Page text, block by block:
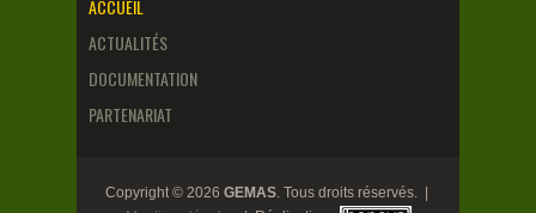
Laboratoire Public Labos
LILANO
QUALYSE
ACCUEIL
ACTUALITÉS
DOCUMENTATION
PARTENARIAT
Copyright © 2026 GEMAS. Tous droits réservés. |